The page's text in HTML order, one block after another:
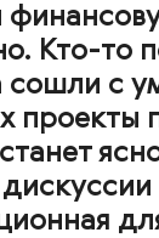
Кто-то
сошли с
проекты